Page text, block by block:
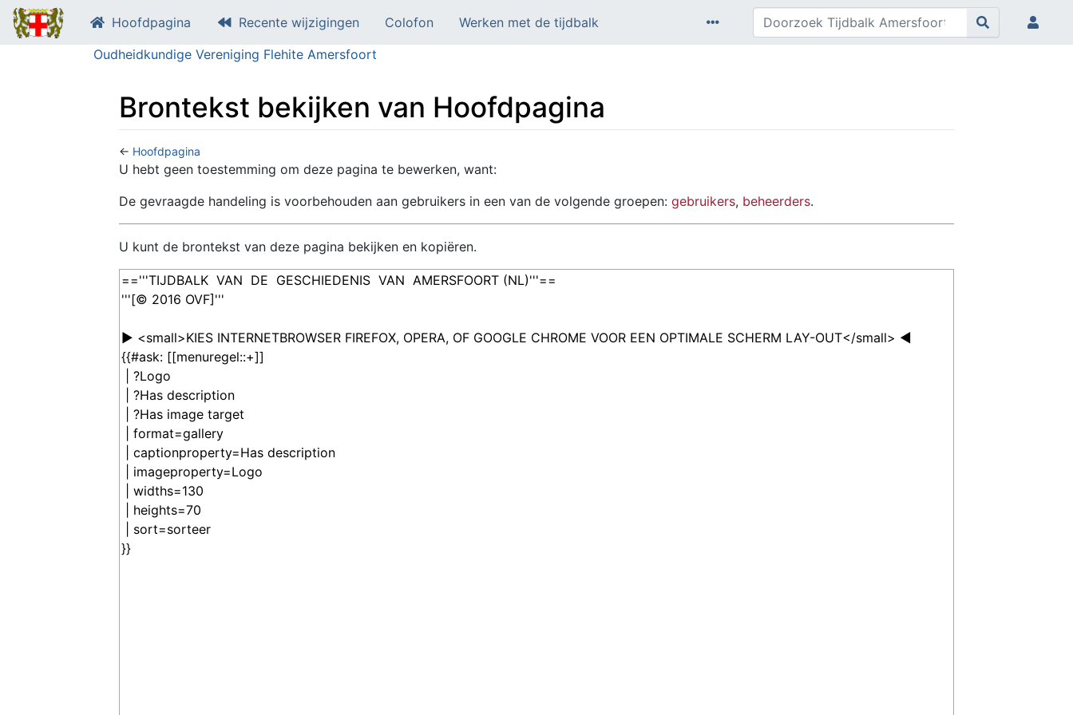
Hoofdpagina Recente wijzigingen Colofon
Werken met de tijdbalk
Oudheidkundige Vereniging Flehite Amersfoort
Brontekst bekijken van Hoofdpagina
← Hoofdpagina
Ga naar:navigatie,zoeken
U hebt geen toestemming om deze pagina te bewerken, want:
De gevraagde handeling is voorbehouden aan gebruikers in een van de volgende groepen: gebruikers, beheerders.
U kunt de brontekst van deze pagina bekijken en kopiëren.